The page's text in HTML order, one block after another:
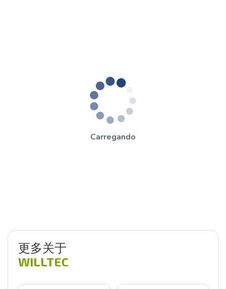
Carregando
更多关于
WILLTEC